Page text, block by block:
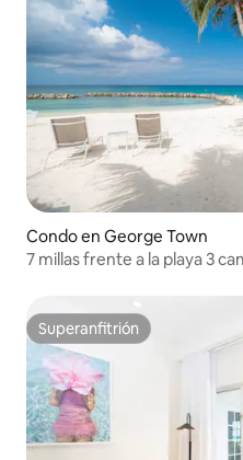
Condo en George Town
7 millas frente a la playa 3
Superanfitrión
Superanfitrión